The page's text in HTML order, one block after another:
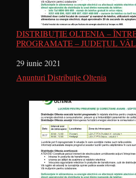
DISTRIBUȚIE OLTENIA –
PROGRAMATE – JUDEȚUL
Dată
29 iunie 2021
În legătură cu
Anunturi Distribuție Oltenia